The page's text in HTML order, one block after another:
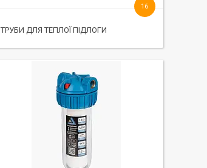
ТРУБИ ДЛЯ ТЕПЛОЇ ПІДЛОГИ
16